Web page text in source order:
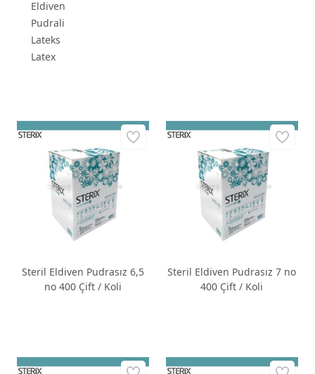
Eldiven
Pudrali
Lateks
Latex
Steril Eldiven Pudrasız 6,5
no 400 Çift / Koli
Steril Eldiven Pudrasız 7 no
400 Çift / Koli